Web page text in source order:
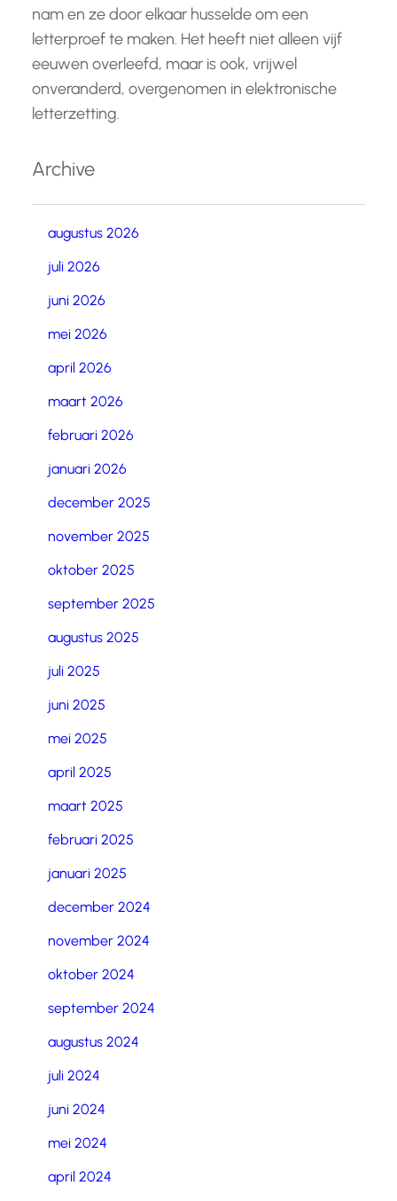
nam en ze door elkaar husselde om een
letterproef te maken. Het heeft niet alleen vijf
eeuwen overleefd, maar is ook, vrijwel
onveranderd, overgenomen in elektronische
letterzetting.
Archive
augustus 2026
juli 2026
juni 2026
mei 2026
april 2026
maart 2026
februari 2026
januari 2026
december 2025
november 2025
oktober 2025
september 2025
augustus 2025
juli 2025
juni 2025
mei 2025
april 2025
maart 2025
februari 2025
januari 2025
december 2024
november 2024
oktober 2024
september 2024
augustus 2024
juli 2024
juni 2024
mei 2024
april 2024